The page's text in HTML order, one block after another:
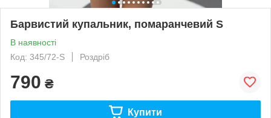
Барвистий купальник, помаранчевий S
В наявності
Код: 345/72-S
Роздріб
790 ₴
Купити